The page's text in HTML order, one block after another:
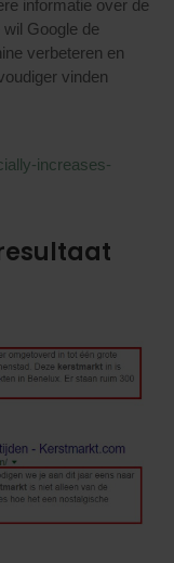
informatie over de
Google de
verbeteren en
vinden
increases-